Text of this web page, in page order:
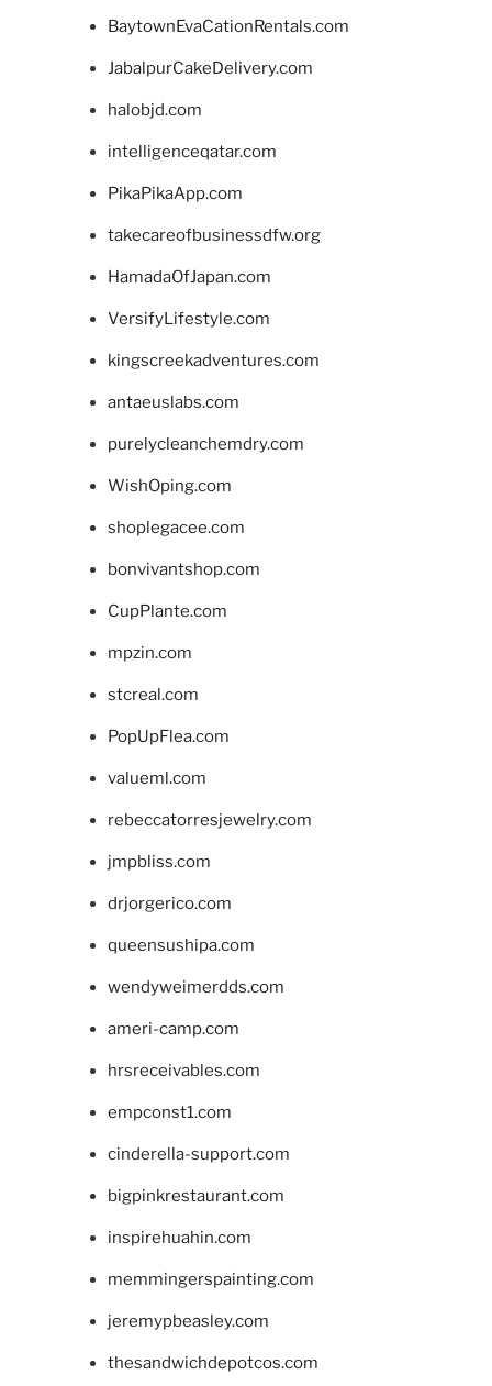
BaytownEvaCationRentals.com
JabalpurCakeDelivery.com
halobjd.com
intelligenceqatar.com
PikaPikaApp.com
takecareofbusinessdfw.org
HamadaOfJapan.com
VersifyLifestyle.com
kingscreekadventures.com
antaeuslabs.com
purelycleanchemdry.com
WishOping.com
shoplegacee.com
bonvivantshop.com
CupPlante.com
mpzin.com
stcreal.com
PopUpFlea.com
valueml.com
rebeccatorresjewelry.com
jmpbliss.com
drjorgerico.com
queensushipa.com
wendyweimerdds.com
ameri-camp.com
hrsreceivables.com
empconst1.com
cinderella-support.com
bigpinkrestaurant.com
inspirehuahin.com
memmingerspainting.com
jeremypbeasley.com
thesandwichdepotcos.com